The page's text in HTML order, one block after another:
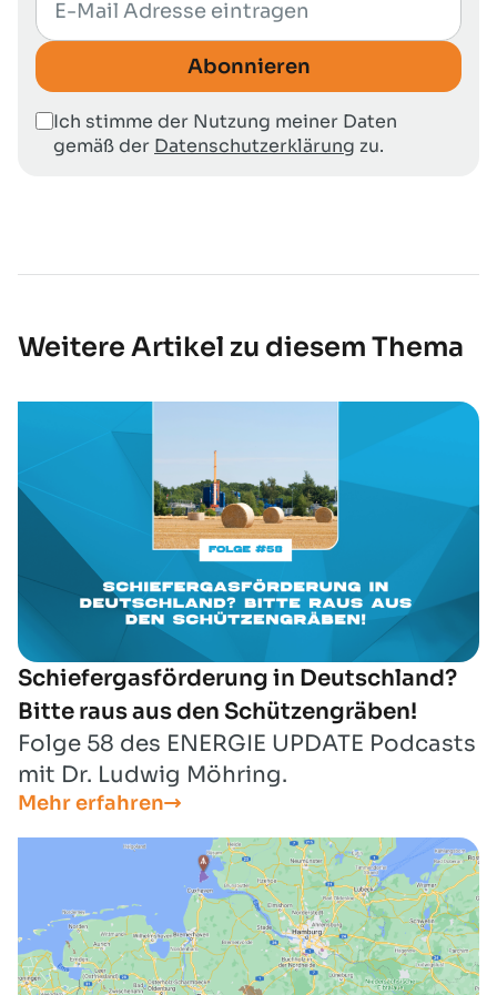
Abonnieren
Ich stimme der Nutzung meiner Daten
gemäß der Datenschutzerklärung zu.
Weitere Artikel zu diesem Thema
Schiefergasförderung in Deutschland?
Bitte raus aus den Schützengräben!
Folge 58 des ENERGIE UPDATE Podcasts
mit Dr. Ludwig Möhring.
Mehr erfahren